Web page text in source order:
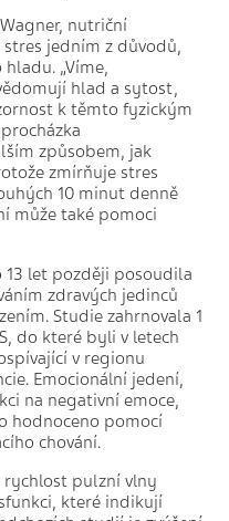
nutriční
jedním z důvodů,
„Víme,
hlad a sytost,
k těmto fyzickým
způsobem, jak
zmírňuje stres
10 minut denně
může také pomoci
let později posoudila
zdravých jedinců
Studie zahrnovala 1
do které byli v letech
v regionu
Emocionální jedení,
na negativní emoce,
hodnoceno pomocí
chování.
rychlost pulzní vlny
které indikují